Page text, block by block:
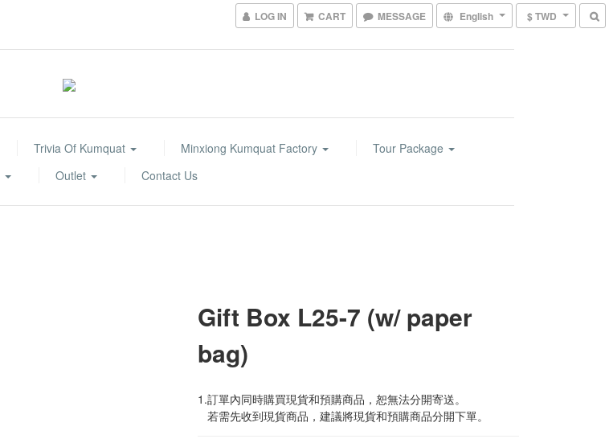
LOG IN CART MESSAGE English $ TWD
Trivia Of Kumquat Minxiong Kumquat Factory
Tour Package
Outlet Contact Us
Gift Box L25-7 (w/ paper
bag)
1.訂單內同時購買現貨和預購商品，恕無法分開寄送。
   若需先收到現貨商品，建議將現貨和預購商品分開下單。